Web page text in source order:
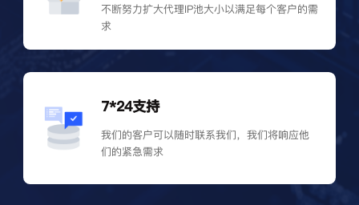
不断努力扩大代理IP池大小以满足每个客户的需
求
7*24支持
我们的客户可以随时联系我们，我们将响应他
们的紧急需求